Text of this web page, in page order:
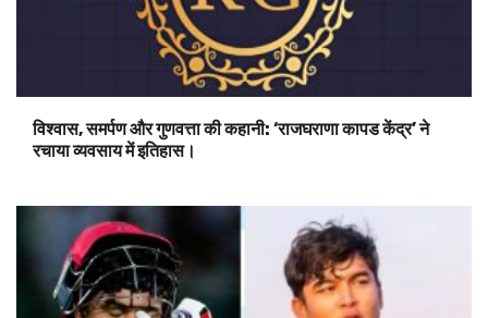
विश्वास, समर्पण और गुणवत्ता की कहानी: ‘राजघराणा कापड केंद्र’ ने
रचाया व्यवसाय में इतिहास।